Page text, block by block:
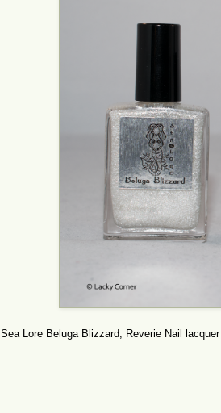
Sea Lore Beluga Blizzard, Reverie Nail